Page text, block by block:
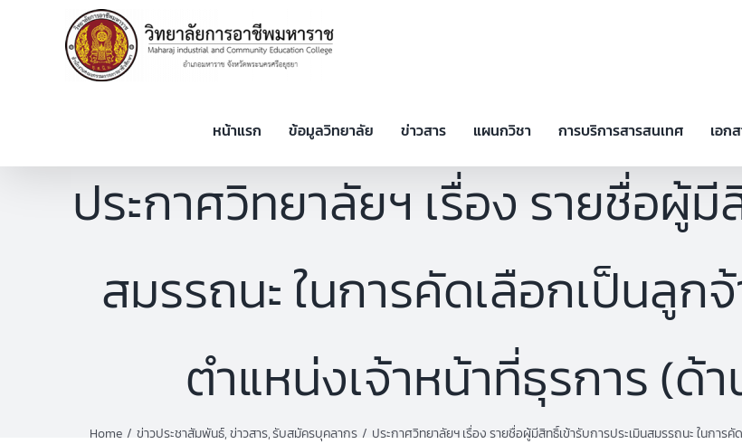
หน้าแรก ข้อมูลวิทยาลัย ข่าวสาร แผนกวิชา การบริการสารสนเทศ เอก
ประกาศวิทยาลัยฯ เรื่อง รายชื่อผู้มี
สมรรถนะ ในการคัดเลือกเป็นลูก
ตำแหน่งเจ้าหน้าที่ธุรการ (ด้
Home ข่าวประชาสัมพันธ์ ข่าวสาร รับสมัครบุคลากร ประกาศวิทยาลัยฯ เรื่อง รายชื่อผู้มีสิทธิ์เข้ารับการประเมินสมรรถนะ ในกา